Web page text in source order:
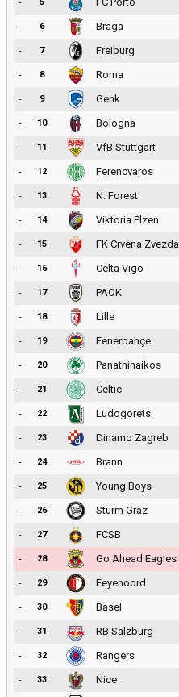
-
6 Braga
-
7 Freiburg
-
8 Roma
-
9 Genk
-
10 Bologna
-
11 VfB Stuttgart
-
12 Ferencvaros
-
13 N. Forest
-
14 Viktoria Plzen
-
15 FK Crvena Zvezda
-
16 Celta Vigo
-
17 PAOK
-
18 Lille
-
19 Fenerbahçe
-
20 Panathinaikos
-
21 Celtic
-
22 Ludogorets
-
23 Dinamo Zagreb
-
24 Brann
-
25 Young Boys
-
26 Sturm Graz
-
27 FCSB
-
28 Go Ahead Eagles
-
29 Feyenoord
-
30 Basel
-
31 RB Salzburg
-
32 Rangers
-
33 Nice